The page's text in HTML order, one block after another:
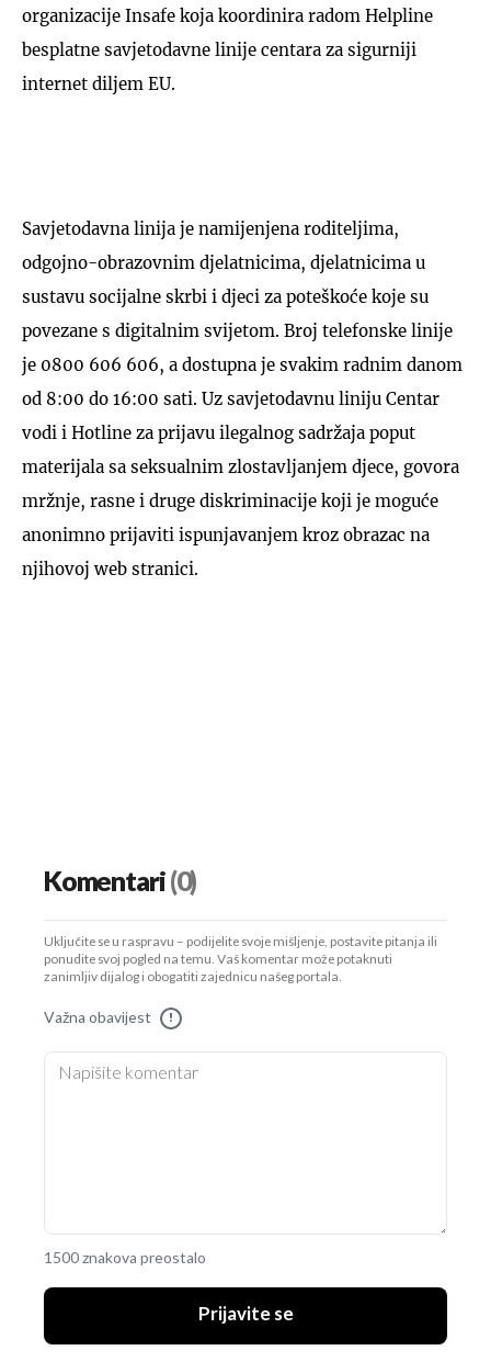
organizacije Insafe koja koordinira radom Helpline
besplatne savjetodavne linije centara za sigurniji
internet diljem EU.
Savjetodavna linija je namijenjena roditeljima,
odgojno-obrazovnim djelatnicima, djelatnicima u
sustavu socijalne skrbi i djeci za poteškoće koje su
povezane s digitalnim svijetom. Broj telefonske linije
je 0800 606 606, a dostupna je svakim radnim danom
od 8:00 do 16:00 sati. Uz savjetodavnu liniju Centar
vodi i Hotline za prijavu ilegalnog sadržaja poput
materijala sa seksualnim zlostavljanjem djece, govora
mržnje, rasne i druge diskriminacije koji je moguće
anonimno prijaviti ispunjavanjem kroz obrazac na
njihovoj web stranici.
Komentari(0)
Uključite se u raspravu – podijelite svoje mišljenje, postavite pitanja ili
ponudite svoj pogled na temu. Vaš komentar može potaknuti
zanimljiv dijalog i obogatiti zajednicu našeg portala.
Važna obavijest !
1500 znakova preostalo
Prijavite se